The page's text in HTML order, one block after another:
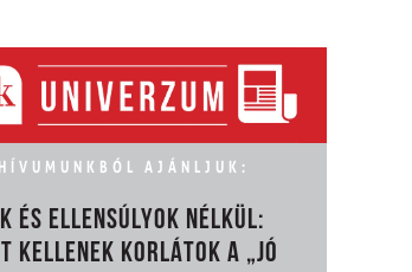
AJÁNLJUK:
ÉS ELLENSÚLYOK NÉLKÜL:
KELLENEK KORLÁTOK A „JÓ